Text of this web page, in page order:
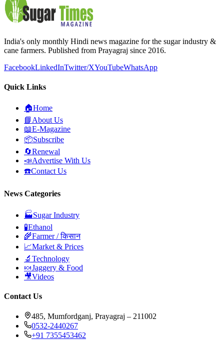
India's only monthly Hindi news magazine for the sugar industry &
cane farmers. Published from Prayagraj since 2016.
FacebookLinkedInTwitter/XYouTubeWhatsApp
Quick Links
🏠Home
📘 About Us
📖E-Magazine
📦Subscribe
🔄Renewal
📣Advertise With Us
☎️Contact Us
News Categories
🏭Sugar Industry
🧪Ethanol
🌾Farmer / किसान
📈Market & Prices
🔬 Technology
🍬Jaggery & Food
🎥Videos
Contact Us
485, Mumfordganj, Prayagraj – 211002
0532-2440267
+91 7355453462